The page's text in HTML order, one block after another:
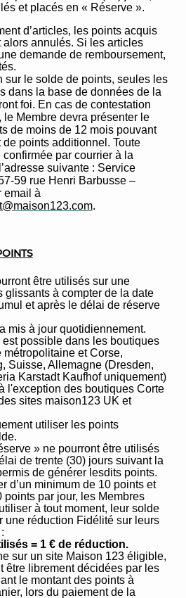
et placés en « Réserve ».
d’articles, les points acquis
annulés. Si les articles
demande de remboursement,
sur le solde de points, seules les
dans la base de données de la
foi. En cas de contestation
Membre devra présenter le
de moins de 12 mois pouvant
points additionnel. Toute
par courrier à la
suivante : Service
59 rue Henri Barbusse –
email à
.
être utilisés sur une
glissants à compter de la date
et après le délai de réserve
mis à jour quotidiennement.
est possible dans les boutiques
métropolitaine et Corse,
Suisse, Allemagne (Dresden,
Karstadt Kaufhof uniquement)
l'exception des boutiques Corte
sites maison123 UK et
utiliser les points
» ne pourront être utilisés
de trente (30) jours suivant la
de générer lesdits points.
d’un minimum de 10 points et
par jour, les Membres
à tout moment, leur solde
une réduction Fidélité sur leurs
= 1 € de réduction.
sur un site Maison 123 éligible,
être librement décidées par les
le montant des points à
lors du paiement de la